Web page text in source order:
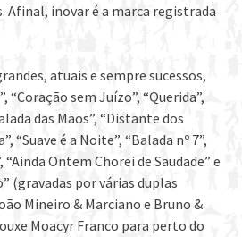
Afinal, inovar é a marca registrada
atuais e sempre sucessos,
“Coração sem Juízo”, “Querida”,
das Mãos”, “Distante dos
“Suave é a Noite”, “Balada nº 7”,
“Ainda Ontem Chorei de Saudade” e
(gravadas por várias duplas
Mineiro & Marciano e Bruno &
Moacyr Franco para perto do